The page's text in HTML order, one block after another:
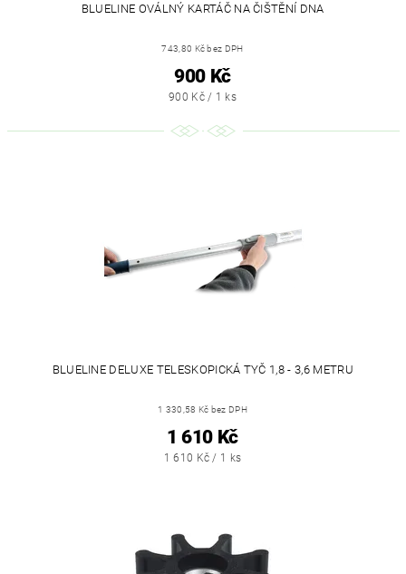
BLUELINE OVÁLNÝ KARTÁČ NA ČIŠTĚNÍ DNA
743,80 Kč bez DPH
900 Kč
900 Kč / 1 ks
BLUELINE DELUXE TELESKOPICKÁ TYČ 1,8 - 3,6 METRU
1 330,58 Kč bez DPH
1 610 Kč
1 610 Kč / 1 ks